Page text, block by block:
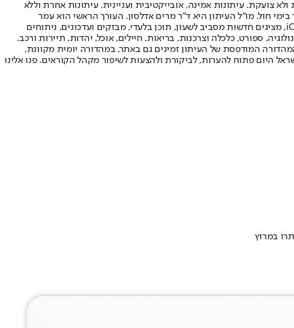
צועקת. עיתונות אמינה, אובייקטיבית ועניינית. עיתונות אחרת וללא
בעל שיעור החשיפה הגבוה ביותר בימי חול. מו"ל העיתון היא ד"ר מרים אדלסון. העורך הראשי הוא עמר
לחמנוביץ, והעורך המייסד הוא עמוס רגב. אתרי האינטרנט של "ישראל היום" בעברית ובאנגלית, כמו כן היישומונים (אפליקציות) לאנדרואיד ול-iOS, מציגים חדשות מסביב לשעון, תוכן בלעדי, מבזקים ועדכונים, ניתוחים
ספורט, כלכלה וצרכנות, בריאות, חיילים, אוכל, יהדות, תיירות ורכב.
המהדורה המודפסת של העיתון זמינים גם באתר, במהדורה יומית מקוונת,
היום פתוח להערות, לביקורת ולהצעות לשיפור מקהל הקוראים. פנו אלינו
במרוץ